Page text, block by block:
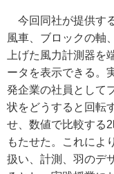
今回同社が提供す
風車、ブロックの軸
上げた風力計測器
ータを表示できる。
発企業の社員として
状をどうすると回転
せ、数値で比較する
もたせた。これによ
扱い、計測、羽のデ